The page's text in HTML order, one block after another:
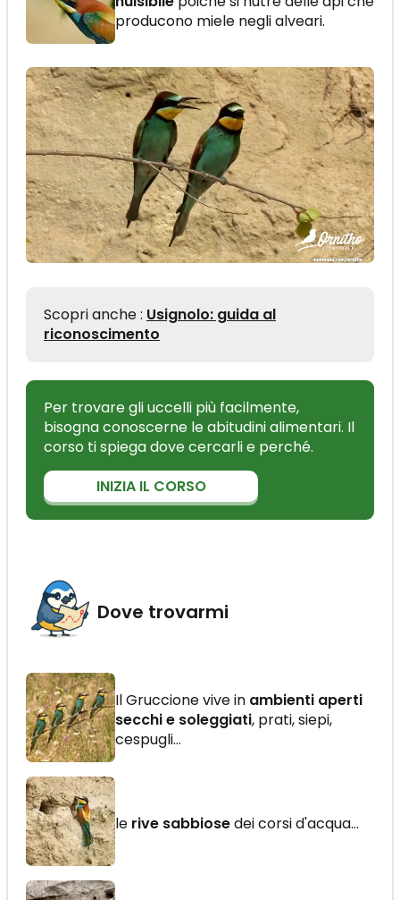
producono miele negli alveari.
Scopri anche : Usignolo: guida al
riconoscimento
Per trovare gli uccelli più facilmente,
bisogna conoscerne le abitudini alimentari. Il
corso ti spiega dove cercarli e perché.
INIZIA IL CORSO
Dove trovarmi
Il Gruccione vive in ambienti aperti
secchi e soleggiati, prati, siepi,
cespugli...
le rive sabbiosedei corsi d'acqua...